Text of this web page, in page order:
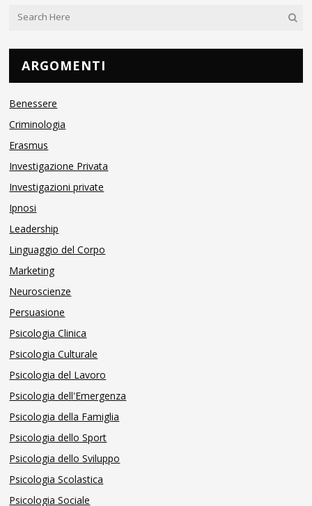
ARGOMENTI
Benessere
Criminologia
Erasmus
Investigazione Privata
Investigazioni private
Ipnosi
Leadership
Linguaggio del Corpo
Marketing
Neuroscienze
Persuasione
Psicologia Clinica
Psicologia Culturale
Psicologia del Lavoro
Psicologia dell'Emergenza
Psicologia della Famiglia
Psicologia dello Sport
Psicologia dello Sviluppo
Psicologia Scolastica
Psicologia Sociale